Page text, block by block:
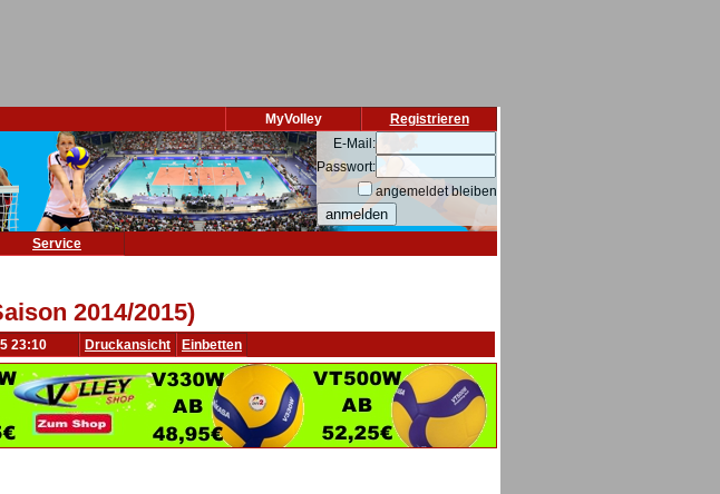
Registrieren
MyVolley
E-Mail:
Passwort:
angemeldet bleiben
Service
2014/2015)
23:10 Druckansicht Einbetten